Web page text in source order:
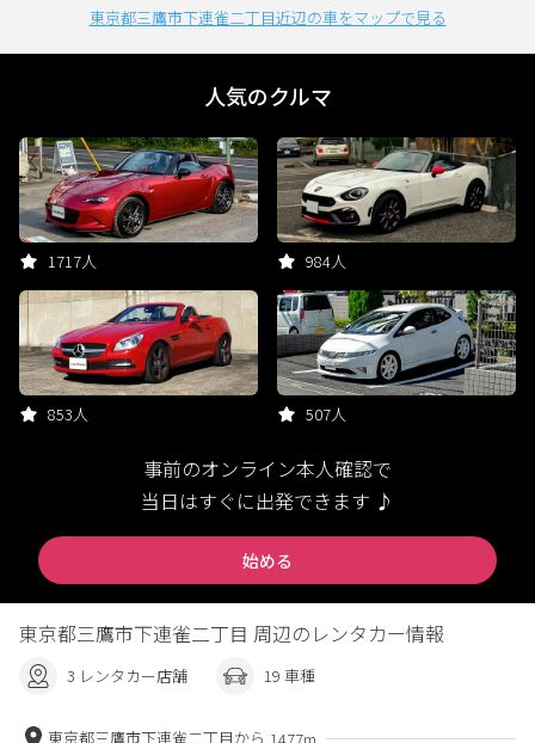
東京都三鷹市下連雀二丁目近辺の車をマップで見る
人気のクルマ
1717人 984人
853人 507人
事前のオンライン本人確認で
当日はすぐに出発できます ♪
始める
東京都三鷹市下連雀二丁目 周辺のレンタカー情報
3 レンタカー店舗 19 車種
東京都三鷹市下連雀二丁目から 1477m